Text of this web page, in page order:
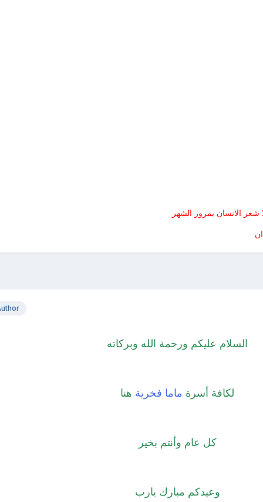
الانسان بمرور الشهر
السلام عليكم ورحمة الله وبركاته
لكافة أسرة ماما فخرية هنا
كل عام وأنتم بخير
وعيدكم مبارك يارب